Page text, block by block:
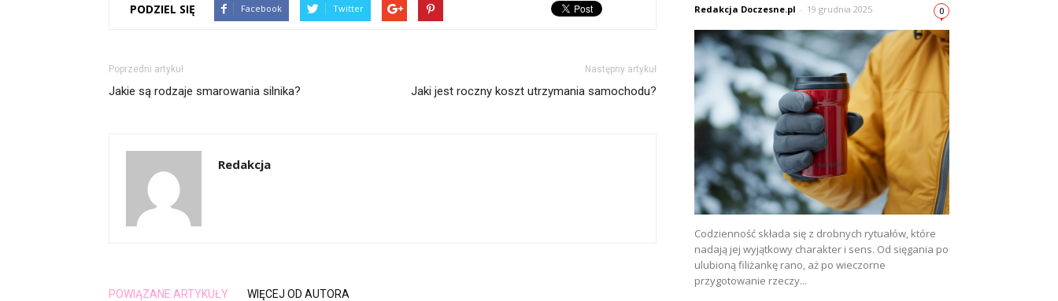
PODZIEL SIĘ Facebook Twitter
Poprzedni artykuł
Jakie są rodzaje smarowania silnika?
Następny artykuł
Jaki jest roczny koszt utrzymania samochodu?
Redakcja
POWIĄZANE ARTYKUŁY WIĘCEJ OD AUTORA
Redakcja Doczesne.pl - 19 grudnia 2025 0
Codzienność składa się z drobnych rytuałów, które
nadają jej wyjątkowy charakter i sens. Od sięgania po
ulubioną filiżankę rano, aż po wieczorne
przygotowanie rzeczy...